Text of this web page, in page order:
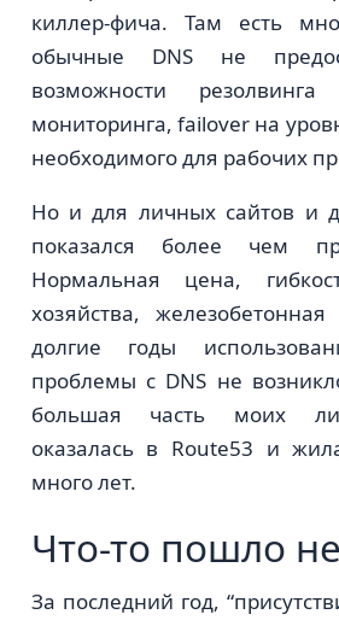
киллер-фича. Там есть
обычные DNS не
возможности
мониторинга, failover на
необходимого для рабочих
Но и для личных сайтов и
показался более чем
Нормальная цена,
хозяйства,
долгие годы
проблемы с DNS не
большая часть моих
оказалась в Route53 и
много лет.
Что-то пошло
За последний год,